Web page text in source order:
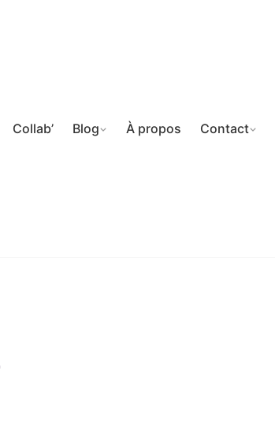
Collab’ Blog À propos Contact